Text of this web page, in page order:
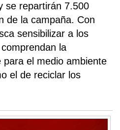
se repartirán 7.500
de la campaña. Con
sensibilizar a los
la
para el medio ambiente
el de reciclar los